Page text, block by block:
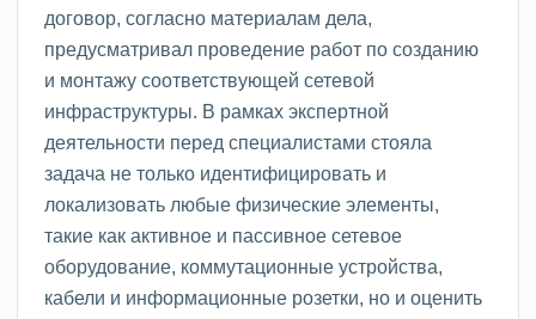
договор, согласно материалам дела,
предусматривал проведение работ по созданию
и монтажу соответствующей сетевой
инфраструктуры. В рамках экспертной
деятельности перед специалистами стояла
задача не только идентифицировать и
локализовать любые физические элементы,
такие как активное и пассивное сетевое
оборудование, коммутационные устройства,
кабели и информационные розетки, но и оценить